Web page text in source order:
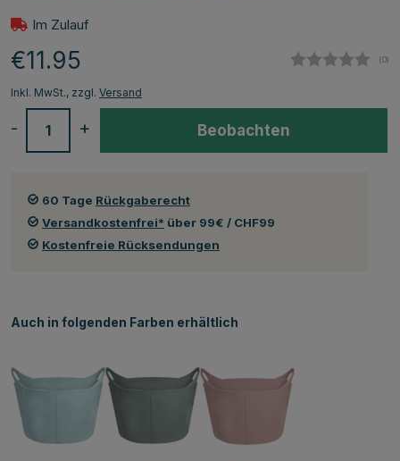
Im Zulauf
€11.95 (0)
Inkl. MwSt., zzgl. Versand
+
- Beobachten
60 Tage Rückgaberecht
Versandkostenfrei* über 99€ / CHF99
Kostenfreie Rücksendungen
Auch in folgenden Farben erhältlich